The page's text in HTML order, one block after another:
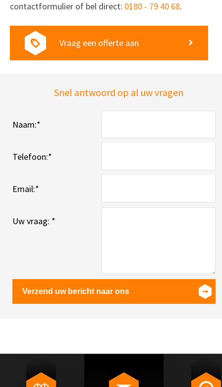
contactformulier of bel direct: 0180 - 79 40 68.
Vraag een offerte aan
Snel antwoord op al uw vragen
Naam:*
Telefoon:*
Email:*
Uw vraag: *
Verzend uw bericht naar ons